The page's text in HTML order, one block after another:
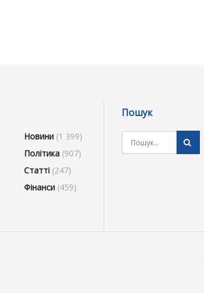
Новини(1 399)
Політика(907)
Статті(247)
Фінанси(459)
Пошук